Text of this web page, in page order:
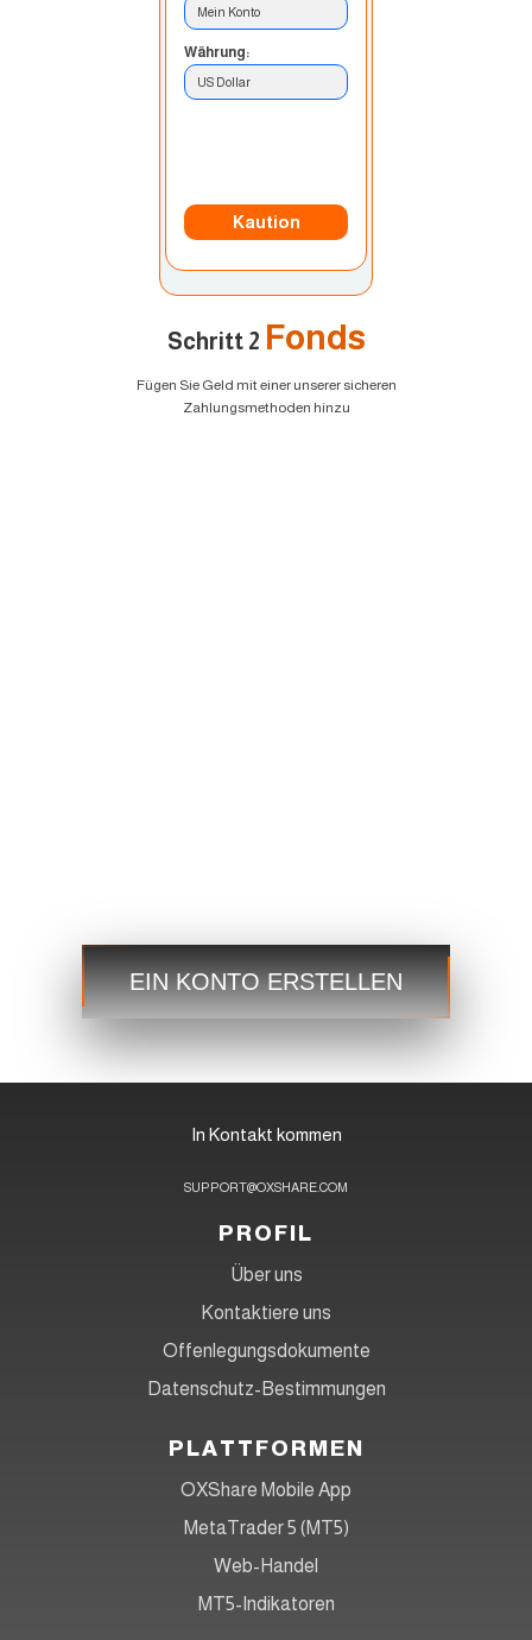
Mein Konto
Währung:
US Dollar
Kaution
Schritt 2 Fonds
Fügen Sie Geld mit einer unserer sicheren
Zahlungsmethoden hinzu
Starten Sie jetzt und greifen Sie jederzeit und überall auf
die globalen Märkte zu!
EIN KONTO ERSTELLEN
In Kontakt kommen
SUPPORT@OXSHARE.COM
PROFIL
Über uns
Kontaktiere uns
Offenlegungsdokumente
Datenschutz-Bestimmungen
PLATTFORMEN
OXShare Mobile App
MetaTrader 5 (MT5)
Web-Handel
MT5-Indikatoren